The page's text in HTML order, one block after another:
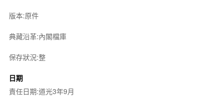
版本:原件
典藏沿革:內閣檔庫
保存狀況:整
日期
責任日期:道光3年9月